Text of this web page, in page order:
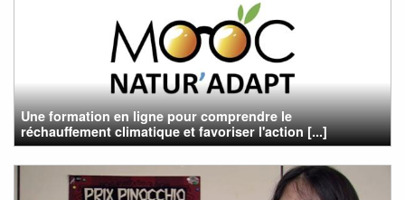
Une formation en ligne pour comprendre le
réchauffement climatique et favoriser l'action [...]